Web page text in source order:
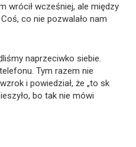
wrócił wcześniej, ale między
co nie pozwalało nam
naprzeciwko siebie.
Tym razem nie
i powiedział, że „to sk
bo tak nie mówi